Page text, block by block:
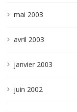
mai 2003
avril 2003
janvier 2003
juin 2002